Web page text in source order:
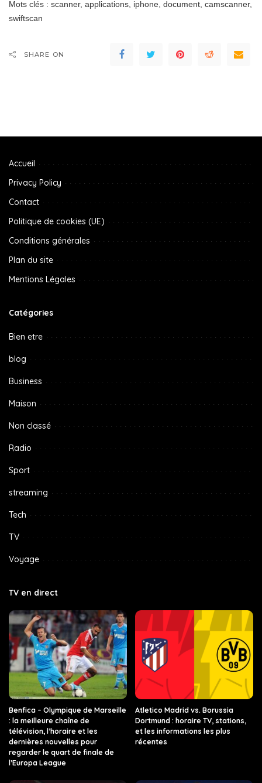
Mots clés : scanner, applications, iphone, document, camscanner,
swiftscan
SHARE ON
Accueil
Privacy Policy
Contact
Politique de cookies (UE)
Conditions générales
Plan du site
Mentions Légales
Catégories
Bien etre
blog
Business
Maison
Non classé
Radio
Sport
streaming
Tech
TV
Voyage
TV en direct
Benfica – Olympique de Marseille
: la meilleure chaîne de
télévision, l’horaire et les
dernières nouvelles pour
regarder le quart de finale de
l’Europa League
Atletico Madrid vs. Borussia
Dortmund : horaire TV, stations,
et les informations les plus
récentes